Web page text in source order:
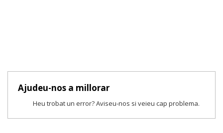
Ajudeu-nos a millorar
Heu trobat un error? Aviseu-nos si veieu cap problema.